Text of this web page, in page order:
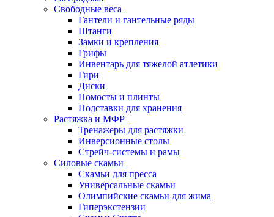
Свободные веса
Гантели и гантельные ряды
Штанги
Замки и крепления
Грифы
Инвентарь для тяжелой атлетики
Гири
Диски
Помосты и плинты
Подставки для хранения
Растяжка и МФР
Тренажеры для растяжки
Инверсионные столы
Стрейч-системы и рамы
Силовые скамьи
Скамьи для пресса
Универсальные скамьи
Олимпийские скамьи для жима
Гиперэкстензии